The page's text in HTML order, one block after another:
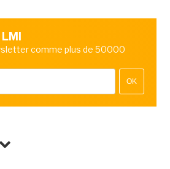
comme plus de 50000
OK